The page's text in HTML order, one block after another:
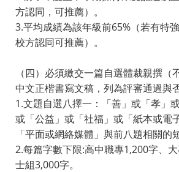
方認同，可推薦）。
3.平均成績為該年級前65%（若有特
校方認同可推薦）。
（四）必須繳交一篇自選體裁親撰（
中文正楷書寫文稿，列為評審通過與
1.文題自選八擇一：「善」或「孝」
或「公益」或「社福」或「紙本或電
「平面或網絡媒體」與前八題相關的
2.每篇字數下限:高中職專1,200字、
士組3,000字。